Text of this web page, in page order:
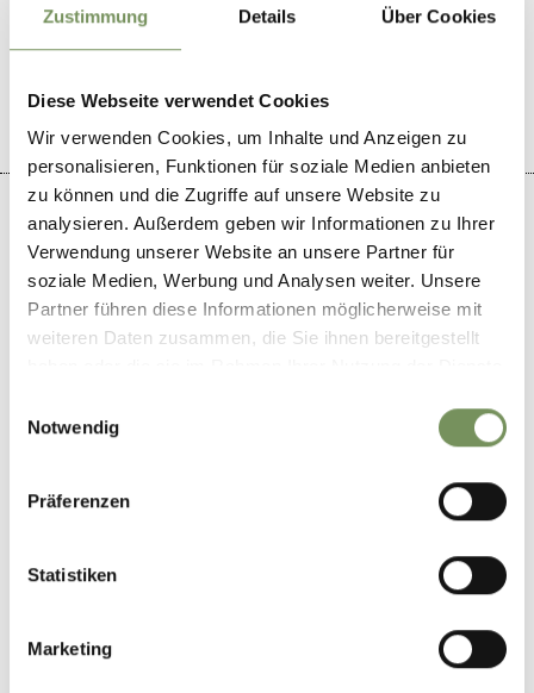
Zustimmung Details Über Cookies
Diese Webseite verwendet Cookies
Wir verwenden Cookies, um Inhalte und Anzeigen zu
personalisieren, Funktionen für soziale Medien anbieten
zu können und die Zugriffe auf unsere Website zu
analysieren. Außerdem geben wir Informationen zu Ihrer
Verwendung unserer Website an unsere Partner für
soziale Medien, Werbung und Analysen weiter. Unsere
Partner führen diese Informationen möglicherweise mit
weiteren Daten zusammen, die Sie ihnen bereitgestellt
Notwendig
Präferenzen
Statistiken
Marketing
DID YOU FIND THIS CONTENT HELPFUL?
+
−